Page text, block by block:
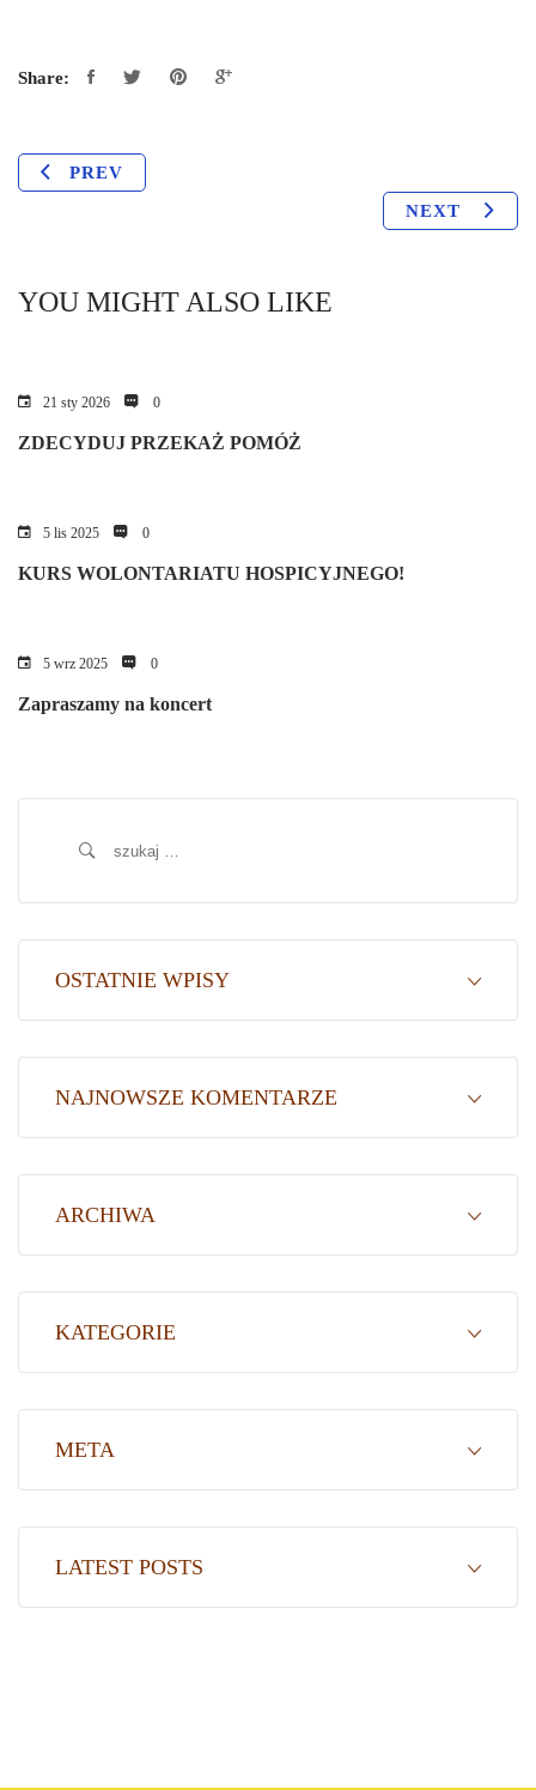
Share:
PREV
NEXT
YOU MIGHT ALSO LIKE
21 sty 2026 0
ZDECYDUJ PRZEKAŻ POMÓŻ
5 lis 2025 0
KURS WOLONTARIATU HOSPICYJNEGO!
5 wrz 2025 0
Zapraszamy na koncert
OSTATNIE WPISY
NAJNOWSZE KOMENTARZE
ARCHIWA
KATEGORIE
META
LATEST POSTS